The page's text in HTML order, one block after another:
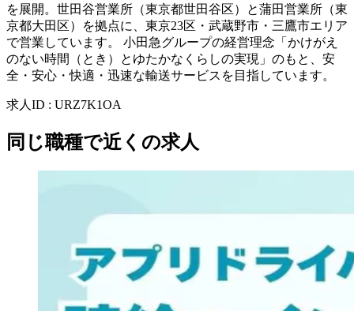
を展開。世田谷営業所（東京都世田谷区）と蒲田営業所（東
京都大田区）を拠点に、東京23区・武蔵野市・三鷹市エリア
で営業しています。 小田急グループの経営理念「かけがえ
のない時間（とき）とゆたかなくらしの実現」のもと、安
全・安心・快適・迅速な輸送サービスを目指しています。
求人ID : URZ7K1OA
同じ職種で近くの求人